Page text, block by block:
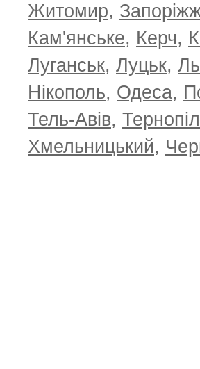
Житомир,
Кам'янське, Керч,
Луганськ, Луцьк,
Нікополь, Одеса,
Тель-Авів,
Хмельницький,